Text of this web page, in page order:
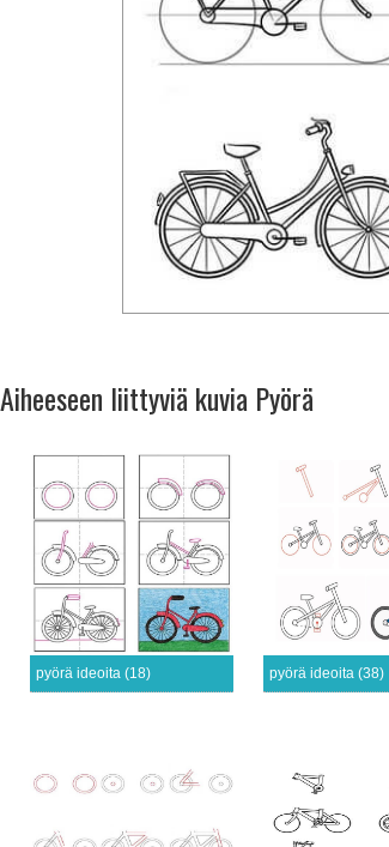
Aiheeseen liittyviä kuvia Pyörä
pyörä ideoita (18) pyörä ideoita (38)